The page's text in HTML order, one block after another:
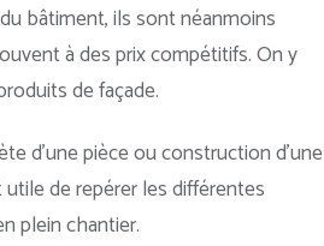
bâtiment, ils sont néanmoins
à des prix compétitifs. On y
de façade.
d’une pièce ou construction d’une
de repérer les différentes
plein chantier.